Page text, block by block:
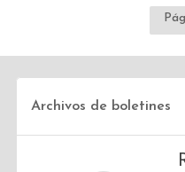
Archivos de boletines